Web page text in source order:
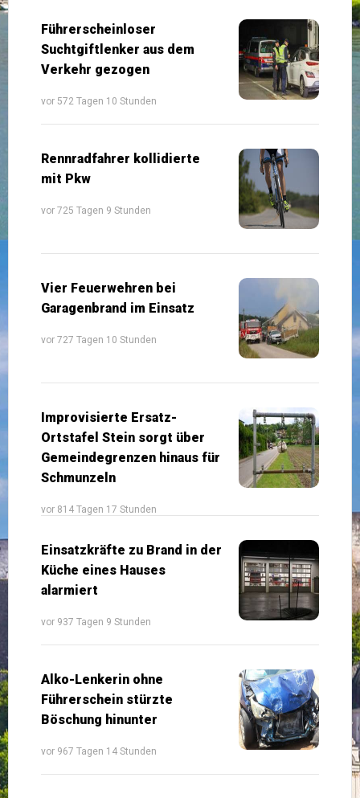
Führerscheinloser
Suchtgiftlenker aus dem
Verkehr gezogen
vor 572 Tagen 10 Stunden
Rennradfahrer kollidierte
mit Pkw
vor 725 Tagen 9 Stunden
Vier Feuerwehren bei
Garagenbrand im Einsatz
vor 727 Tagen 10 Stunden
Improvisierte Ersatz-
Ortstafel Stein sorgt über
Gemeindegrenzen hinaus für
Schmunzeln
vor 814 Tagen 17 Stunden
Einsatzkräfte zu Brand in der
Küche eines Hauses
alarmiert
vor 937 Tagen 9 Stunden
Alko-Lenkerin ohne
Führerschein stürzte
Böschung hinunter
vor 967 Tagen 14 Stunden